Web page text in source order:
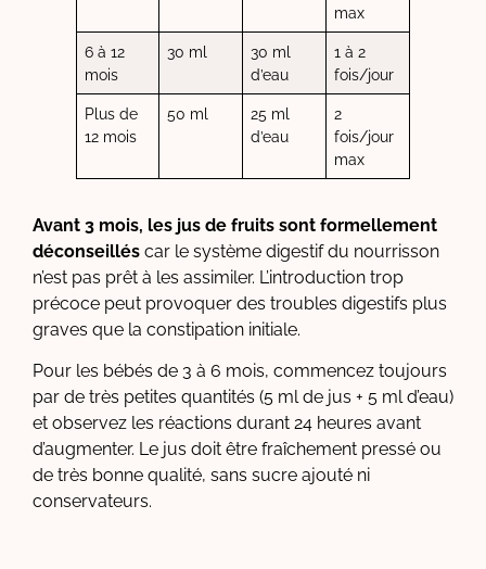
max
6 à 12
mois
30 ml
30 ml
d’eau
1 à 2
fois/jour
Plus de
12 mois
50 ml
25 ml
d’eau
2
fois/jour
max
Avant 3 mois, les jus de fruits sont formellement
déconseillés car le système digestif du nourrisson
n’est pas prêt à les assimiler. L’introduction trop
précoce peut provoquer des troubles digestifs plus
graves que la constipation initiale.
Pour les bébés de 3 à 6 mois, commencez toujours
par de très petites quantités (5 ml de jus + 5 ml d’eau)
et observez les réactions durant 24 heures avant
d’augmenter. Le jus doit être fraîchement pressé ou
de très bonne qualité, sans sucre ajouté ni
conservateurs.